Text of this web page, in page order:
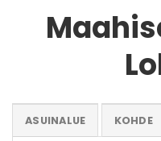
ASUINALUE KOHDE